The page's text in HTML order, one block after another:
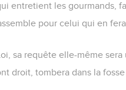
entretient les gourmands,
pour celui qui en
sa requête elle-même sera
droit, tombera dans la